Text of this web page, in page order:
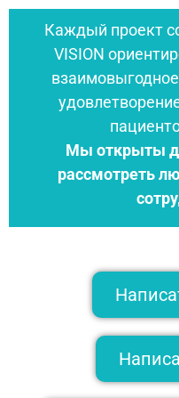
Каждый проект
VISION
Мы открыты
рассмотреть